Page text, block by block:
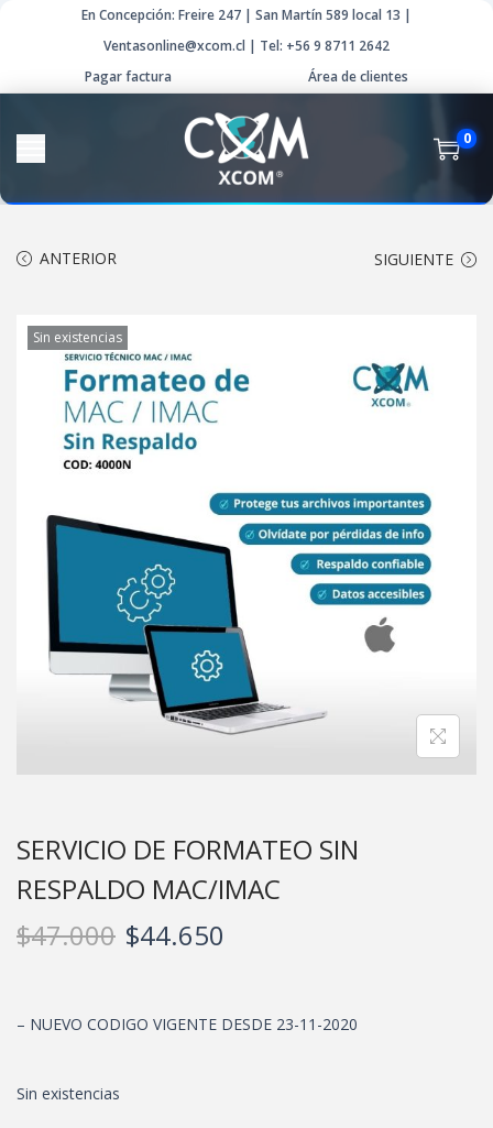
En Concepción: Freire 247 | San Martín 589 local 13 |
Ventasonline@xcom.cl | Tel: +56 9 8711 2642
Pagar factura
Área de clientes
0
ANTERIOR SIGUIENTE
Sin existencias
SERVICIO DE FORMATEO SIN
RESPALDO MAC/IMAC
$47.000 $44.650
– NUEVO CODIGO VIGENTE DESDE 23-11-2020
Sin existencias